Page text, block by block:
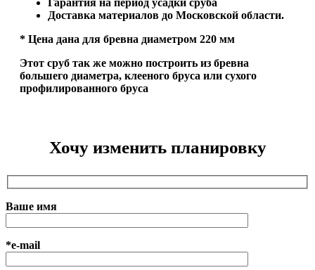
Гарантия на период усадки сруба
Доставка материалов до Московской области.
* Цена дана для бревна диаметром 220 мм
Этот сруб так же можно построить из бревна
большего диаметра, клееного бруса или сухого
профилированного бруса
Хочу изменить планировку
Ваше имя
*e-mail